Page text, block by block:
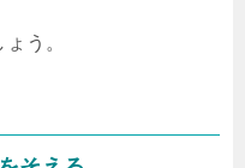
う。